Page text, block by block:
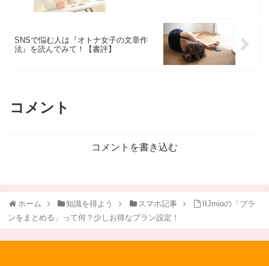
SNSで悩む人は『オトナ女子の文章作
法』を読んでみて！【書評】
コメント
コメントを書き込む
ホーム 知識を得よう スマホ記事
IIJmioの「プラ
ンをまとめる」って何？少しお得なプラン設定！